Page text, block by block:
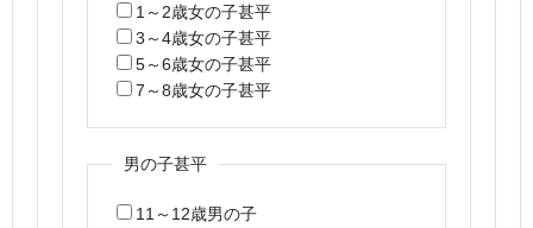
1～2歳女の子甚平
3～4歳女の子甚平
5～6歳女の子甚平
7～8歳女の子甚平
男の子甚平
11～12歳男の子